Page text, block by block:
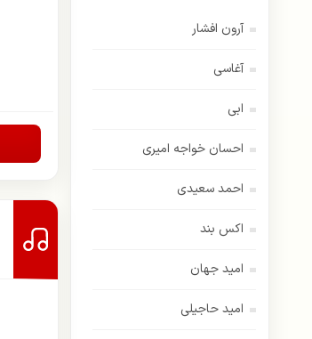
آرون افشار
آغاسی
ابی
احسان خواجه امیری
احمد سعیدی
اکس بند
امید جهان
امید حاجیلی